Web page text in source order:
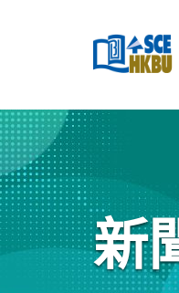
開
始
主
要
內
容
新